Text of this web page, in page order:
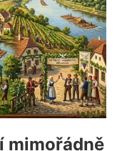
mimořádně